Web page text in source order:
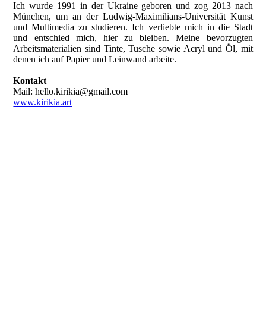
Ich wurde 1991 in der Ukraine geboren und zog 2013 nach
München, um an der Ludwig-Maximilians-Universität Kunst
und Multimedia zu studieren. Ich verliebte mich in die Stadt
und entschied mich, hier zu bleiben. Meine bevorzugten
Arbeitsmaterialien sind Tinte, Tusche sowie Acryl und Öl, mit
denen ich auf Papier und Leinwand arbeite.
Kontakt
Mail: hello.kirikia@gmail.com
www.kirikia.art